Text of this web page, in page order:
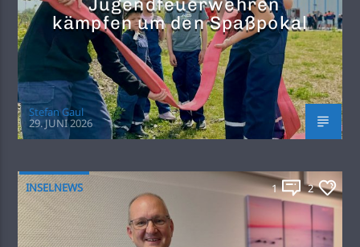
Jugendfeuerwehren
kämpfen um den Spaßpokal
Stefan Gaul
29. JUNI 2026
INSELNEWS 1 2